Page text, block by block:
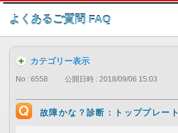
このページの本文へ
よくあるご質問 FAQ
カテゴリー表示
No : 6558 公開日時 : 2018/09/06 15:03
故障かな？診断：トッププレート